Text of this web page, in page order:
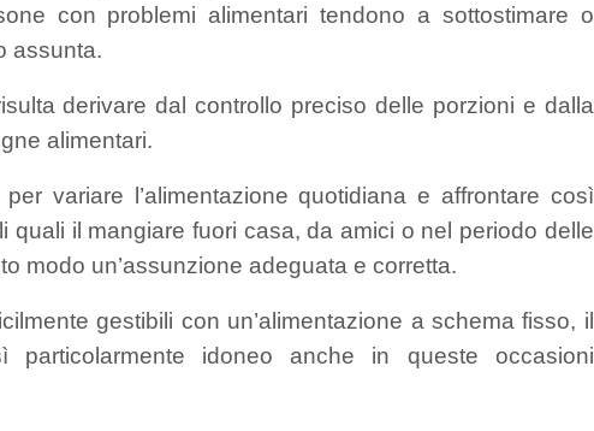
con problemi alimentari tendono a sottostimare o
assunta.
derivare dal controllo preciso delle porzioni e dalla
alimentari.
variare l’alimentazione quotidiana e affrontare così
quali il mangiare fuori casa, da amici o nel periodo delle
modo un’assunzione adeguata e corretta.
gestibili con un’alimentazione a schema fisso, il
particolarmente idoneo anche in queste occasioni